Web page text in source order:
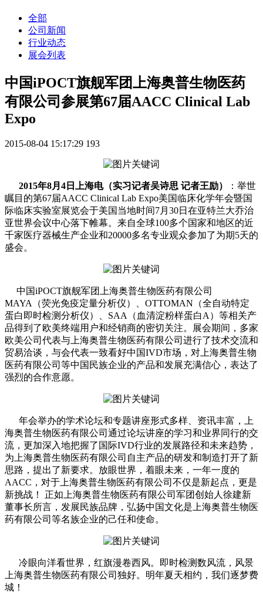
全部
公司新闻
行业动态
展会列表
中国iPOCT旗舰军团上海奥普生物医药
有限公司参展第67届AACC Clinical Lab
Expo
2015-08-04 15:17:29 193
2015年8月4日上海电（实习记者吴诗思 记者王励）
：举世
瞩目的第67届AACC Clinical Lab Expo美国临床化学年会暨国
际临床实验室展览会于美国当地时间7月30日在亚特兰大乔治
亚世界会议中心落下帷幕。来自全球100多个国家和地区的近
千家医疗器械生产企业和20000多名专业观众参加了为期5天的
盛会。
中国iPOCT旗舰军团上海奥普生物医药有限公司
MAYA（荧光免疫定量分析仪）、OTTOMAN（全自动特定
蛋白即时检测分析仪）、SAA（血清淀粉样蛋白A）等相关产
品得到了欧美终端用户和经销商的密切关注。展会期间，多家
欧美公司代表与上海奥普生物医药有限公司进行了技术交流和
贸易洽谈，与会代表一致看好中国IVD市场，对上海奥普生物
医药有限公司等中国民族企业的产品和发展充满信心，表达了
强烈的合作意愿。
年会举办的学术论坛和专题讲座形式多样、资讯丰富，上
海奥普生物医药有限公司通过论坛讲座的学习和业界同行的交
流，更加深入地把握了国际IVD行业的发展路径和未来趋势，
为上海奥普生物医药有限公司自主产品的研发和制造打开了新
思路，提出了新要求。放眼世界，着眼未来，一年一度的
AACC，对于上海奥普生物医药有限公司不仅是新起点，更是
新挑战！ 正如上海奥普生物医药有限公司军团创始人徐建新
董事长所言，发展民族品牌，弘扬中国文化是上海奥普生物医
药有限公司等名族企业的己任和使命。
冷眼向洋看世界，红旗漫卷西风。即时检测数风流，风景
上海奥普生物医药有限公司独好。明年夏天相约，我们逐梦费
城！